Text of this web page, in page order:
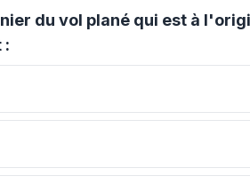
du vol plané qui est à
: